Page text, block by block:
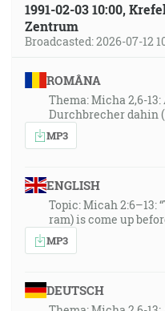
1991-02-03 10:00,
Zentrum
Broadcasted: 2026-07-12
ROMÂNA
Thema: Micha 2,6-
Durchbrecher dahin
MP3
ENGLISH
Topic: Micah 2:6–13:
ram) is come up
MP3
DEUTSCH